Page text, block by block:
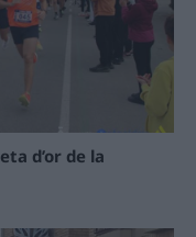
d’or de la